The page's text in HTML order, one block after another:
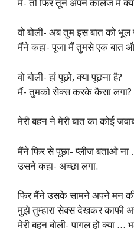
वो बोली- अब तुम इस बात को
मैंने कहा- पूजा मैं तुमसे एक बात
वो बोली- हां पूछो, क्या पूछना है?
मैं- तुमको सेक्स करके कैसा लगा?
मेरी बहन ने मेरी बात का कोई
मैंने फिर से पूछा- प्लीज बताओ
उसने कहा- अच्छा लगा.
फिर मैंने उसके सामने अपने मन
मुझे तुम्हारा सेक्स देखकर काफी
मेरी बहन बोली- पागल हो क्या …